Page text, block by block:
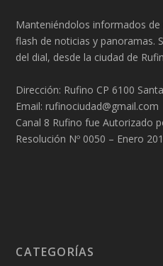
Manteniéndolos informados
flash de noticias y panoramas.
del dial, desde la ciudad de
Dirección: Rufino CP 6100
Email: rufinociudad@gmail.com
Canal 8 Rufino fue Autorizado
Resolución Nº 0050 – Enero
CATEGORÍAS